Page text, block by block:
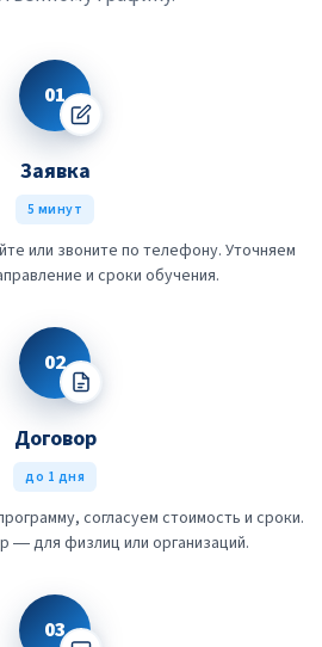
01
Заявка
5 минут
или звоните по телефону. Уточняем
и сроки обучения.
02
Договор
до 1 дня
согласуем стоимость и сроки.
— для физлиц или организаций.
03